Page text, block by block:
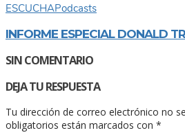
ESCUCHAPodcasts
INFORME ESPECIAL DONALD
SIN COMENTARIO
DEJA TU RESPUESTA
Tu dirección de correo electrónico no
obligatorios están marcados con *